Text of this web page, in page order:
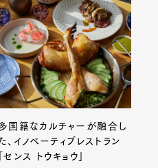
国籍なカルチャーが融合し
、イノベーティブレストラン
「センス トウキョウ」